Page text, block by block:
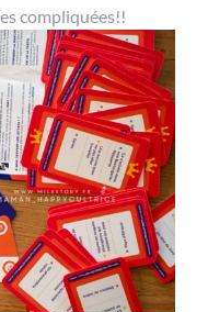
compliquées!!